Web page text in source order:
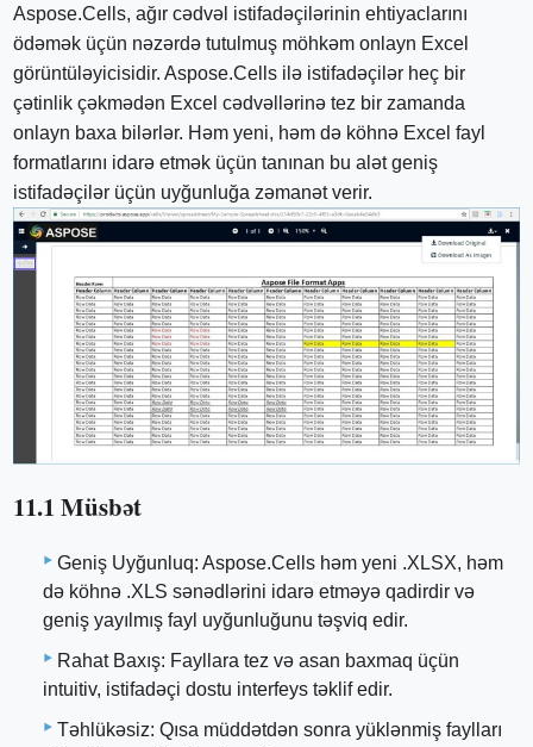
Aspose.Cells, ağır cədvəl istifadəçilərinin ehtiyaclarını
ödəmək üçün nəzərdə tutulmuş möhkəm onlayn Excel
görüntüləyicisidir. Aspose.Cells ilə istifadəçilər heç bir
çətinlik çəkmədən Excel cədvəllərinə tez bir zamanda
onlayn baxa bilərlər. Həm yeni, həm də köhnə Excel fayl
formatlarını idarə etmək üçün tanınan bu alət geniş
istifadəçilər üçün uyğunluğa zəmanət verir.
11.1 Müsbət
Geniş Uyğunluq: Aspose.Cells həm yeni .XLSX, həm
də köhnə .XLS sənədlərini idarə etməyə qadirdir və
geniş yayılmış fayl uyğunluğunu təşviq edir.
Rahat Baxış: Fayllara tez və asan baxmaq üçün
intuitiv, istifadəçi dostu interfeys təklif edir.
Təhlükəsiz: Qısa müddətdən sonra yüklənmiş faylları